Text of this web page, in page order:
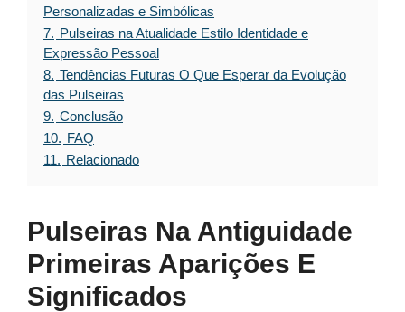
Personalizadas e Simbólicas
7. Pulseiras na Atualidade Estilo Identidade e
Expressão Pessoal
8. Tendências Futuras O Que Esperar da Evolução
das Pulseiras
9. Conclusão
10. FAQ
11. Relacionado
Pulseiras Na Antiguidade
Primeiras Aparições E
Significados